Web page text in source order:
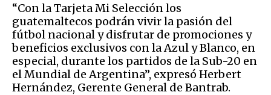
“Con la Tarjeta Mi Selección los
guatemaltecos podrán vivir la pasión del
fútbol nacional y disfrutar de promociones y
beneficios exclusivos con la Azul y Blanco, en
especial, durante los partidos de la Sub-20 en
el Mundial de Argentina”, expresó Herbert
Hernández, Gerente General de Bantrab.